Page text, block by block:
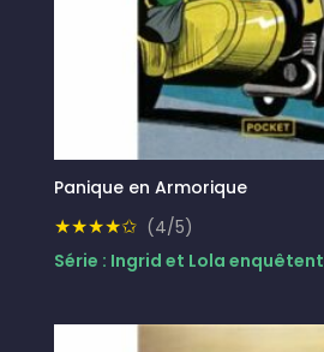
Panique en Armorique
★★★★✩ (4/5)
Série : Ingrid et Lola enquêtent